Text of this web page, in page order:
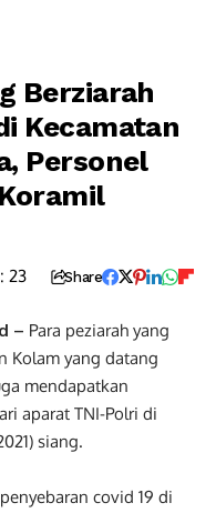
Berziarah
Kecamatan
Personel
23 Share
– Para peziarah yang
Kolam yang datang
mendapatkan
aparat TNI-Polri di
siang.
covid 19 di